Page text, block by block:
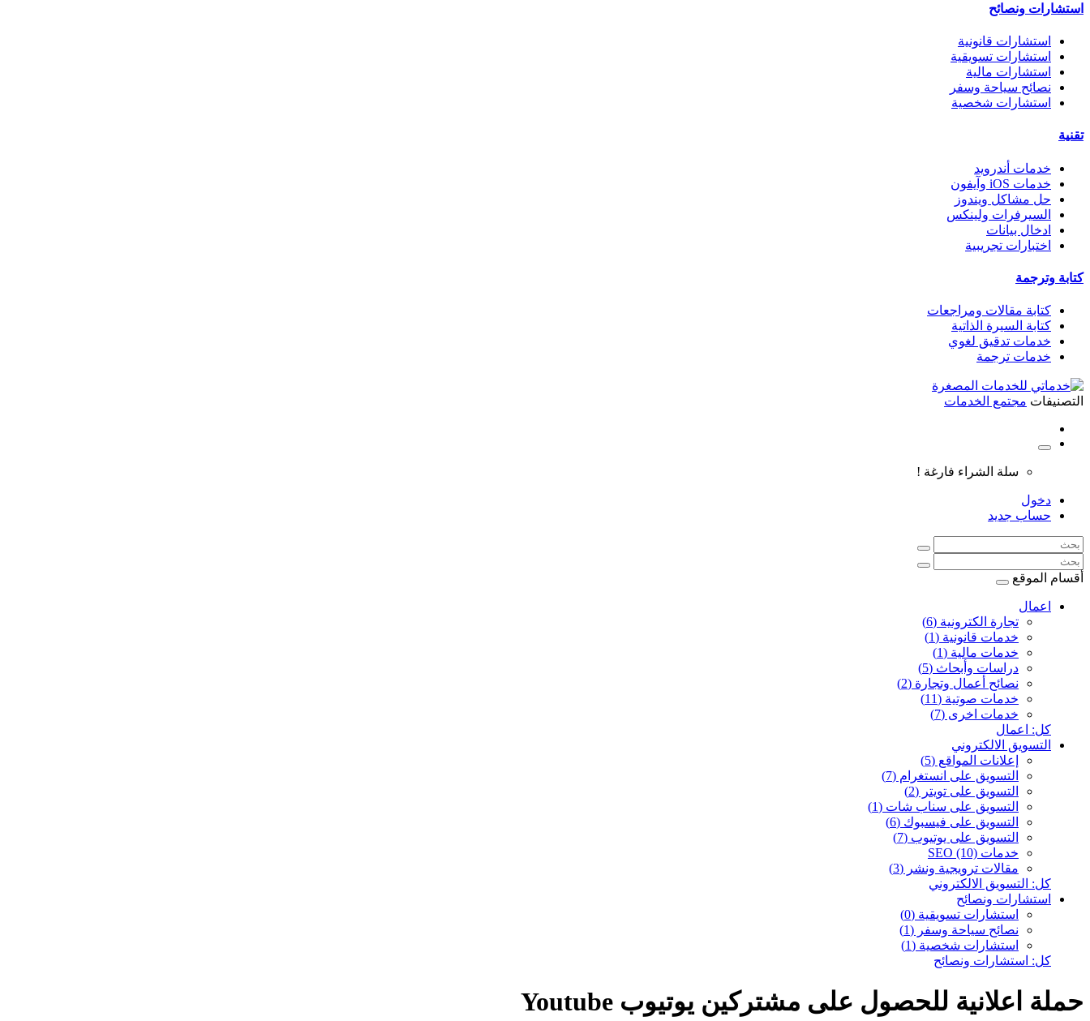
استشارات ونصائح
استشارات قانونية
استشارات تسويقية
استشارات مالية
نصائح سياحة وسفر
استشارات شخصية
تقنية
خدمات أندرويد
خدمات iOS وآيفون
حل مشاكل ويندوز
السيرفرات ولينكس
ادخال بيانات
اختبارات تجريبية
كتابة وترجمة
كتابة مقالات ومراجعات
كتابة السيرة الذاتية
خدمات تدقيق لغوي
خدمات ترجمة
التصنيفات مجتمع الخدمات
سلة الشراء فارغة !
دخول
حساب جديد
أقسام الموقع
اعمال
تجارة الكترونية (6)
خدمات قانونية (1)
خدمات مالية (1)
دراسات وأبحاث (5)
نصائح أعمال وتجارة (2)
خدمات صوتية (11)
خدمات اخرى (7)
كل: اعمال
التسويق الالكتروني
إعلانات المواقع (5)
التسويق على انستغرام (7)
التسويق على تويتر (2)
التسويق على سناب شات (1)
التسويق على فيسبوك (6)
التسويق على يوتيوب (7)
خدمات SEO (10)
مقالات ترويجية ونشر (3)
كل: التسويق الالكتروني
استشارات ونصائح
استشارات تسويقية (0)
نصائح سياحة وسفر (1)
استشارات شخصية (1)
كل: استشارات ونصائح
حملة اعلانية للحصول على مشتركين يوتيوب Youtube